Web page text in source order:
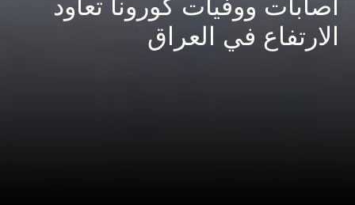
اصابات ووفيات كورونا تعاود
الارتفاع في العراق